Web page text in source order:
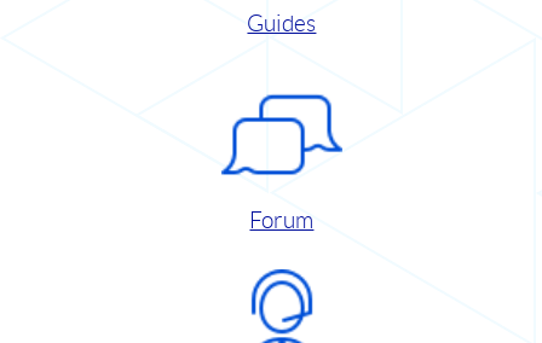
Guides
Forum